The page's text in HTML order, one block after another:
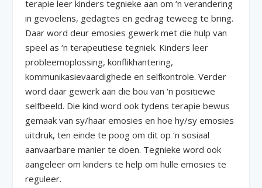
terapie leer kinders tegnieke aan om ‘n verandering
in gevoelens, gedagtes en gedrag teweeg te bring.
Daar word deur emosies gewerk met die hulp van
speel as ‘n terapeutiese tegniek. Kinders leer
probleemoplossing, konflikhantering,
kommunikasievaardighede en selfkontrole. Verder
word daar gewerk aan die bou van ‘n positiewe
selfbeeld. Die kind word ook tydens terapie bewus
gemaak van sy/haar emosies en hoe hy/sy emosies
uitdruk, ten einde te poog om dit op ‘n sosiaal
aanvaarbare manier te doen. Tegnieke word ook
aangeleer om kinders te help om hulle emosies te
reguleer.